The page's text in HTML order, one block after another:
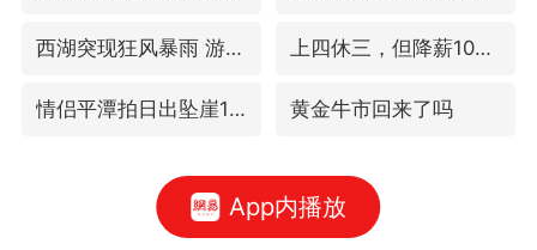
西湖突现狂风暴雨 游客瞬间被浇透 上四休三，但降薪1000元，你接受吗？
情侣平潭拍日出坠崖1死1伤 黄金牛市回来了吗
App内播放